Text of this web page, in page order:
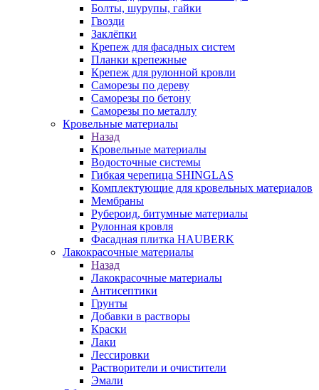
Болты, шурупы, гайки
Гвозди
Заклёпки
Крепеж для фасадных систем
Планки крепежные
Крепеж для рулонной кровли
Саморезы по дереву
Саморезы по бетону
Саморезы по металлу
Кровельные материалы
Назад
Кровельные материалы
Водосточные системы
Гибкая черепица SHINGLAS
Комплектующие для кровельных материалов
Мембраны
Рубероид, битумные материалы
Рулонная кровля
Фасадная плитка HAUBERK
Лакокрасочные материалы
Назад
Лакокрасочные материалы
Антисептики
Грунты
Добавки в растворы
Краски
Лаки
Лессировки
Растворители и очистители
Эмали